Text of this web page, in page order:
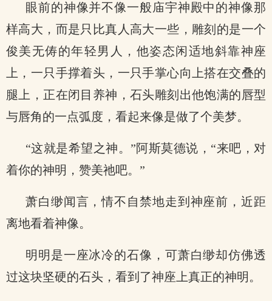
眼前的神像并不像一般庙宇神殿中的神像那
样高大，而是只比真人高大一些，雕刻的是一个
俊美无俦的年轻男人，他姿态闲适地斜靠神座
上，一只手撑着头，一只手掌心向上搭在交叠的
腿上，正在闭目养神，石头雕刻出他饱满的唇型
与唇角的一点弧度，看起来像是做了个美梦。
“这就是希望之神。”阿斯莫德说，“来吧，对
着你的神明，赞美祂吧。”
萧白缈闻言，情不自禁地走到神座前，近距
离地看着神像。
明明是一座冰冷的石像，可萧白缈却仿佛透
过这块坚硬的石头，看到了神座上真正的神明。